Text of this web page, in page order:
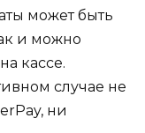
может быть
и можно
кассе.
случае не
ни